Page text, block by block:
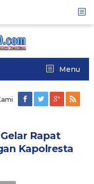
Menu
Rapat
Kapolresta